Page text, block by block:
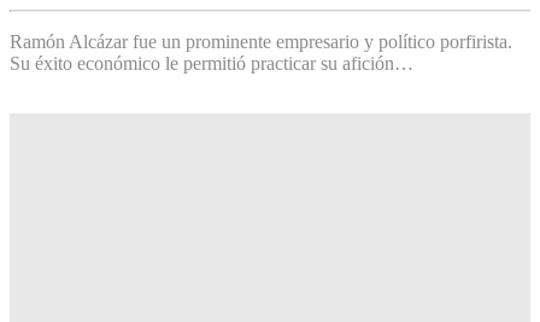
Ramón Alcázar fue un prominente empresario y político porfirista.
Su éxito económico le permitió practicar su afición…